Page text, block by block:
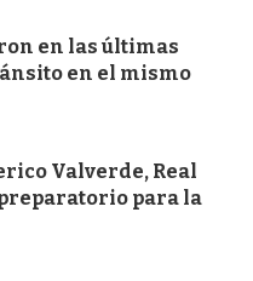
en las últimas
en el mismo
Valverde, Real
para la